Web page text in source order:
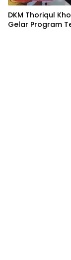
DKM Thoriqul
Gelar Program